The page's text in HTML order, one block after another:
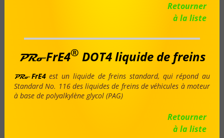
Retourner
à la liste
PRoFrE4® DOT4 liquide de freins
PRoFrE4est un liquide de freins standard, qui répond au
Standard No. 116 des liquides de freins de véhicules à moteur
à base de polyalkylène glycol (PAG)
Retourner
à la liste